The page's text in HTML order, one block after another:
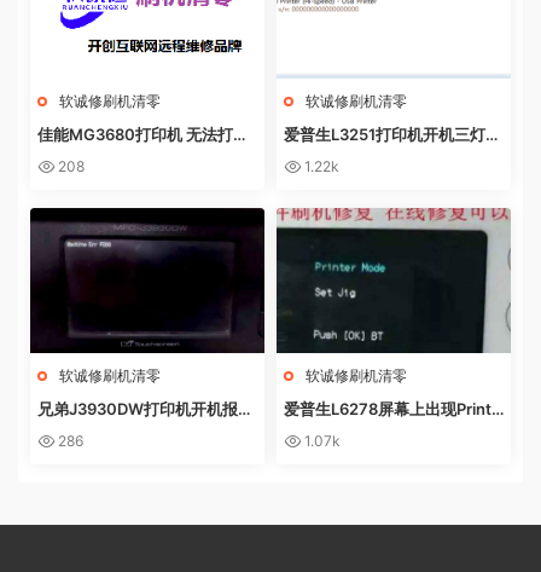
软诚修刷机清零
佳能MG3680打印机 无法打印
电脑提示错误代码5B02 废墨收
208
软诚修刷机清零
爱普生L3251打印机开机三灯长
亮 无自检动作
1.22k
软诚修刷机清零
兄弟J3930DW打印机开机报错
Machine Err FE00远程操作快
286
软诚修刷机清零
爱普生L6278屏幕上出现Printe
r mode英文 进不了系统 刷固件
1.07k